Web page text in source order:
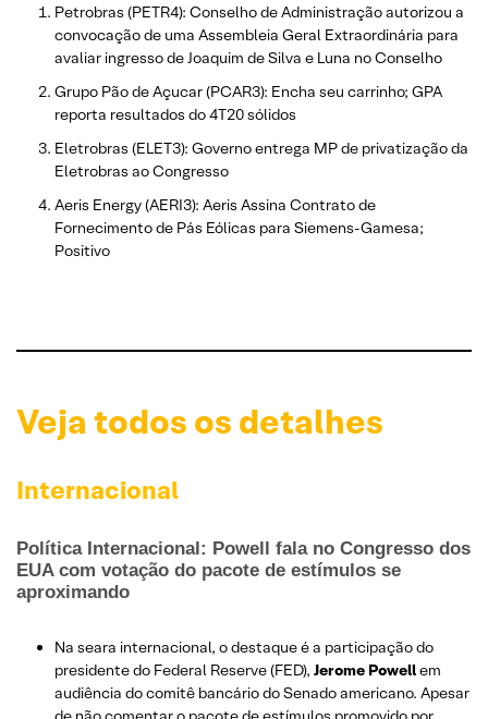
Petrobras (PETR4): Conselho de Administração autorizou a
convocação de uma Assembleia Geral Extraordinária para
avaliar ingresso de Joaquim de Silva e Luna no Conselho
Grupo Pão de Açucar (PCAR3): Encha seu carrinho; GPA
reporta resultados do 4T20 sólidos
Eletrobras (ELET3): Governo entrega MP de privatização da
Eletrobras ao Congresso
Aeris Energy (AERI3): Aeris Assina Contrato de
Fornecimento de Pás Eólicas para Siemens-Gamesa;
Positivo
Veja todos os detalhes
Internacional
Política Internacional: Powell fala no Congresso dos
EUA com votação do pacote de estímulos se
aproximando
Na seara internacional, o destaque é a participação do
presidente do Federal Reserve (FED), Jerome Powellem
audiência do comitê bancário do Senado americano. Apesar